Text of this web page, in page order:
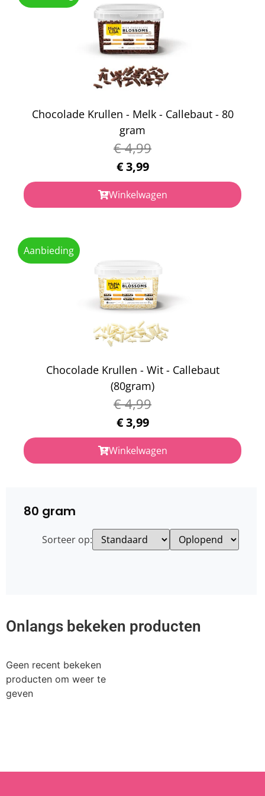
Chocolade Krullen - Melk - Callebaut - 80
gram
€4,99
€3,99
Winkelwagen
Aanbieding
Chocolade Krullen - Wit - Callebaut
(80gram)
€4,99
€3,99
Winkelwagen
80 gram
Sorteer op:
Onlangs bekeken producten
Geen recent bekeken
producten om weer te
geven